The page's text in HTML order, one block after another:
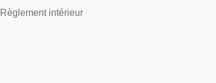
Règlement intérieur